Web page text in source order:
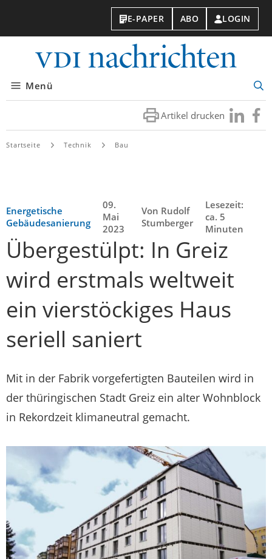
E-PAPER ABO LOGIN
Menü
Artikel drucken Besuchen
Sie
Sie
Startseite Technik Bau
Energetische
Gebäudesanierung
09.
Mai
2023
Von Rudolf
Stumberger
Lesezeit:
ca. 5
Minuten
Übergestülpt: In Greiz
wird erstmals weltweit
ein vierstöckiges Haus
seriell saniert
Mit in der Fabrik vorgefertigten Bauteilen wird in
der thüringischen Stadt Greiz ein alter Wohnblock
in Rekordzeit klimaneutral gemacht.